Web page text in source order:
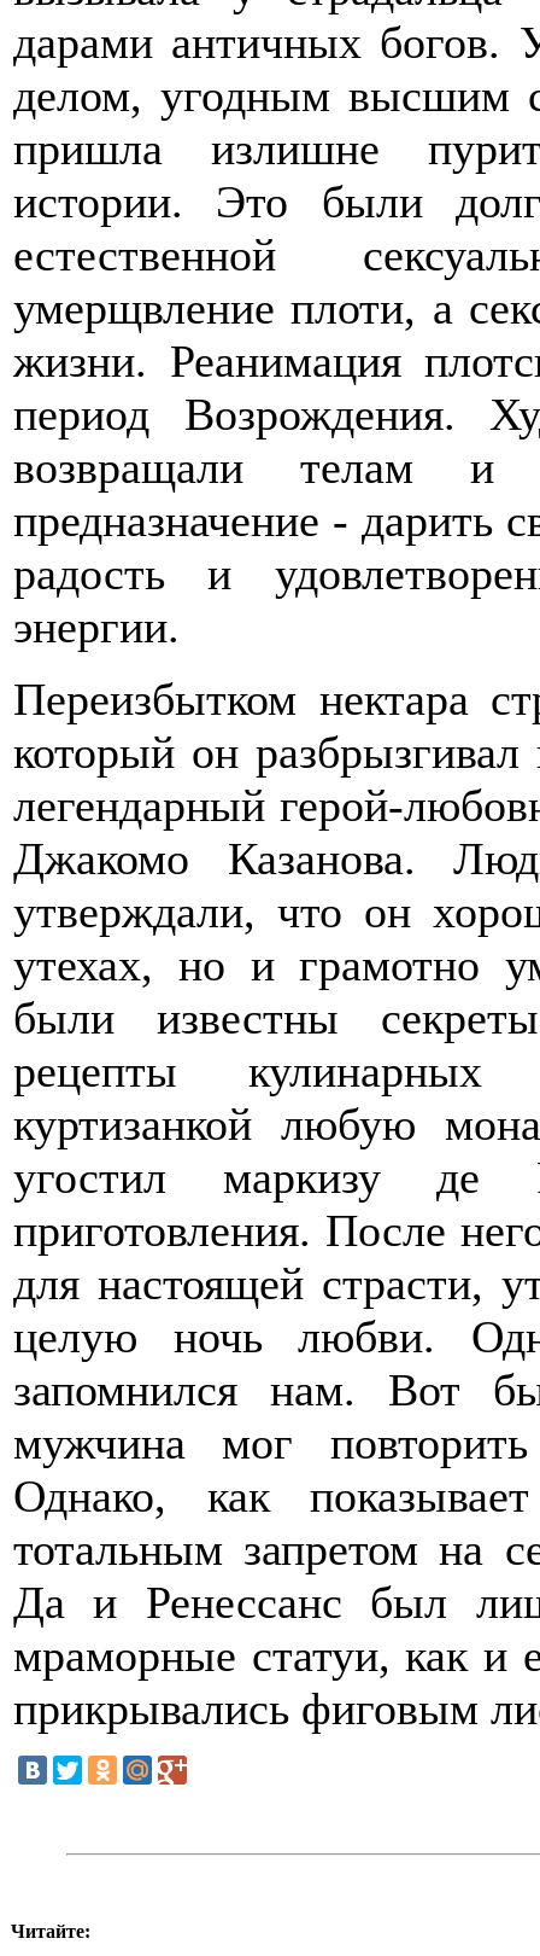
дарами античных богов.
делом, угодным высшим
пришла излишне
истории. Это были
естественной
умерщвление плоти, а
жизни. Реанимация
период Возрождения.
возвращали телам
предназначение - дарить
радость и
энергии.
Переизбытком нектара
который он
легендарный герой-
Джакомо Казанова.
утверждали, что он
утехах, но и грамотно
были известны
рецепты
куртизанкой любую
угостил маркизу де
приготовления. После
для настоящей страсти,
целую ночь любви.
запомнился нам. Вот
мужчина мог
Однако, как
тотальным запретом на
Да и Ренессанс был
мраморные статуи, как и
прикрывались фиговым
Читайте: